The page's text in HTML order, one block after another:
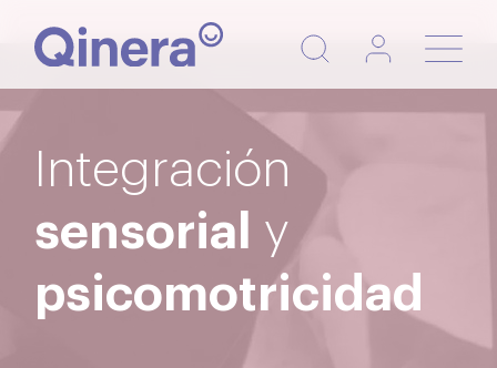
de
Integración
sensorial y
psicomotricidad